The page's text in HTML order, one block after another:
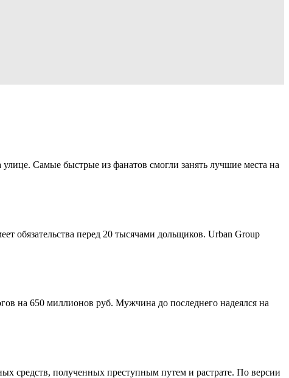
Самые быстрые из фанатов смогли занять лучшие места на
обязательства перед 20 тысячами дольщиков. Urban Group
на 650 миллионов руб. Мужчина до последнего надеялся на
средств, полученных преступным путем и растрате. По версии